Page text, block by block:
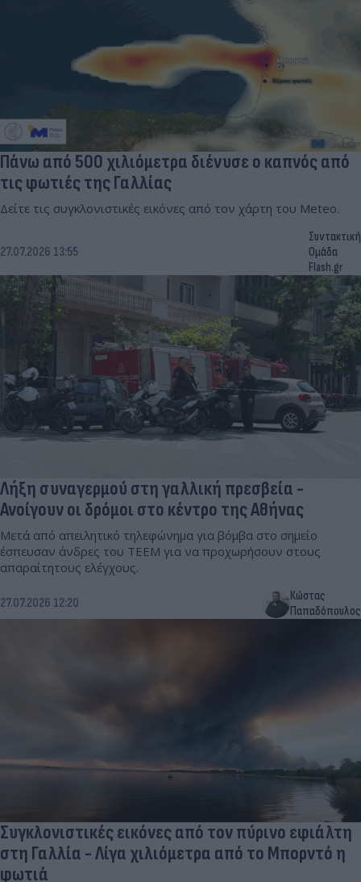
Πάνω από 500 χιλιόμετρα διένυσε ο καπνός από
τις φωτιές της Γαλλίας
Δείτε τις συγκλονιστικές εικόνες από τον χάρτη του Meteo.
27.07.2026 13:55
Συντακτική
Ομάδα
Flash.gr
Λήξη συναγερμού στη γαλλική πρεσβεία -
Ανοίγουν οι δρόμοι στο κέντρο της Αθήνας
Μετά από απειλητικό τηλεφώνημα για βόμβα στο σημείο
έσπευσαν άνδρες του ΤΕΕΜ για να προχωρήσουν στους
απαραίτητους ελέγχους.
27.07.2026 12:20
Κώστας
Παπαδόπουλος
Συγκλονιστικές εικόνες από τον πύρινο εφιάλτη
στη Γαλλία - Λίγα χιλιόμετρα από το Μπορντό η
φωτιά